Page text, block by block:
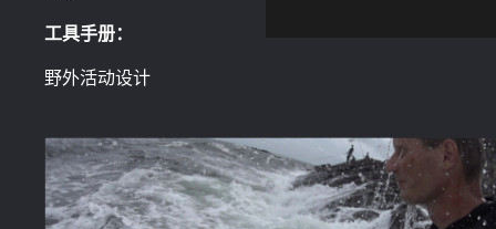
工具手册：
野外活动设计